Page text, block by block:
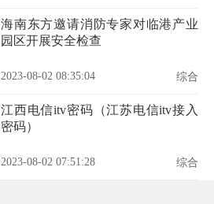
海南东方邀请消防专家对临港产业
园区开展安全检查
2023-08-02 08:35:04 综合
江西电信itv密码（江苏电信itv接入
密码）
2023-08-02 07:51:28 综合